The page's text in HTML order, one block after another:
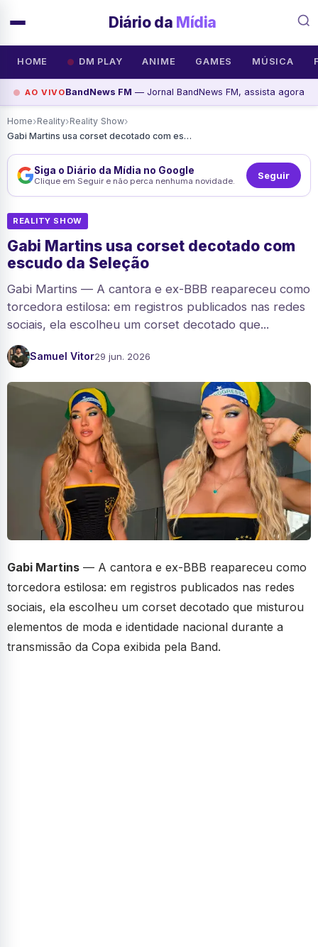
Diário da Mídia
HOME DM PLAY ANIME GAMES MÚSICA
AO VIVOBandNews FM — Jornal BandNews FM, assista agora
Home›Reality›Reality Show›
Gabi Martins usa corset decotado com escudo da Seleção
Siga o Diário da Mídia no Google
Clique em Seguir e não perca nenhuma novidade. Seguir
REALITY SHOW
Gabi Martins usa corset decotado com
escudo da Seleção
Gabi Martins — A cantora e ex-BBB reapareceu como
torcedora estilosa: em registros publicados nas redes
sociais, ela escolheu um corset decotado que...
Samuel Vitor29 jun. 2026
Gabi Martins — A cantora e ex-BBB reapareceu como
torcedora estilosa: em registros publicados nas redes
sociais, ela escolheu um corset decotado que misturou
elementos de moda e identidade nacional durante a
transmissão da Copa exibida pela Band.